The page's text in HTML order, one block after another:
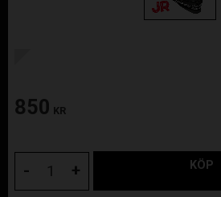
850 KR
+
- KÖP